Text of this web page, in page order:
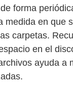
forma
medida en que
carpetas.
en el
ayuda a